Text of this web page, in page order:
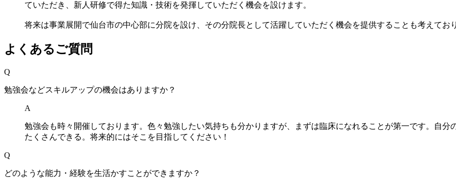
ていただき、新人研修で得た知識・技術を発揮していただく機会を設けます。
将来は事業展開で仙台市の中心部に分院を設け、その分院長として活躍していただく機会を提供することも考えてお
よくあるご質問
Q
勉強会などスキルアップの機会はありますか？
A
勉強会も時々開催しております。色々勉強したい気持ちも分かりますが、まずは臨床になれることが第一です。自
たくさんできる。将来的にはそこを目指してください！
Q
どのような能力・経験を生活かすことができますか？